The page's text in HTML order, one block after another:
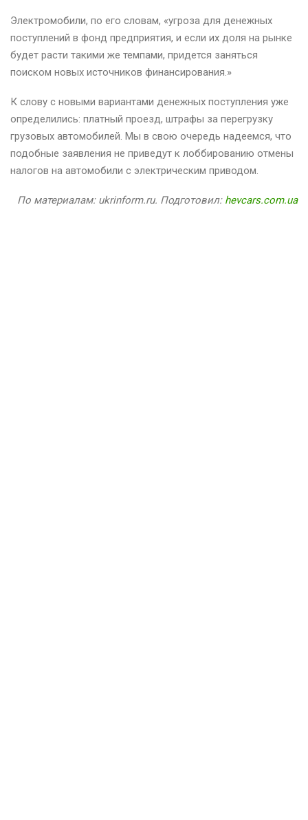
Электромобили, по его словам, «угроза для денежных
поступлений в фонд предприятия, и если их доля на рынке
будет расти такими же темпами, придется заняться
поиском новых источников финансирования.»
К слову с новыми вариантами денежных поступления уже
определились: платный проезд, штрафы за перегрузку
грузовых автомобилей. Мы в свою очередь надеемся, что
подобные заявления не приведут к лоббированию отмены
налогов на автомобили с электрическим приводом.
По материалам: ukrinform.ru. Подготовил: hevcars.com.ua